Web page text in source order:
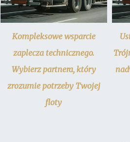
Kompleksowe wsparcie
zaplecza technicznego.
Wybierz partnera, który
zrozumie potrzeby Twojej
floty